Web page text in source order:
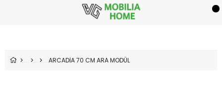
ARCADİA 70 CM ARA MODÜL